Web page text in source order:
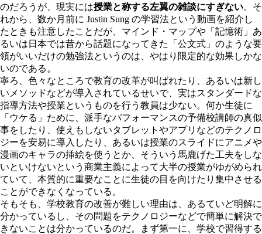
のだろうが、現実には授業と称する左翼の雑談にすぎない。そ
れから、数か月前に Justin Sung の学習法という動画を紹介し
たときも注意したことだが、マインド・マップや「記憶術」あ
るいは日本では昔から話題になってきた「公文式」のような要
領がいいだけの勉強法というのは、やはり限定的な効果しかな
いのである。
寧ろ、色々なところで教育の改革が叫ばれたり、あるいは新し
いメソッドなどが導入されているせいで、実はスタンダードな
指導方法や授業というものを行う教員は少ない。何か生徒に
「ウケる」ために、派手なパフォーマンスの予備校講師の真似
事をしたり、使えもしないタブレットやアプリなどのテクノロ
ジーを安易に導入したり、あるいは授業のスライドにアニメや
漫画のキャラの挿絵を使うとか、そういう馬鹿げた工夫をしな
いといけないという商業主義によって大半の授業がゆがめられ
ていて、本質的に重要なことに生徒の目を向けたり集中させる
ことができなくなっている。
そもそも、学校教育の改善が難しい理由は、あるていど明解に
分かっているし、その問題をテクノロジーなどで簡単に解決で
きないことは分かっているのだ。まず第一に、学校で習得する